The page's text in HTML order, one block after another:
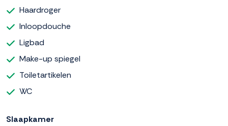
Haardroger
Inloopdouche
Ligbad
Make-up spiegel
Toiletartikelen
WC
Slaapkamer